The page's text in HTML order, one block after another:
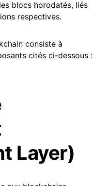
blocs horodatés, liés
respectives.
consiste à
cités ci-dessous :
Layer)